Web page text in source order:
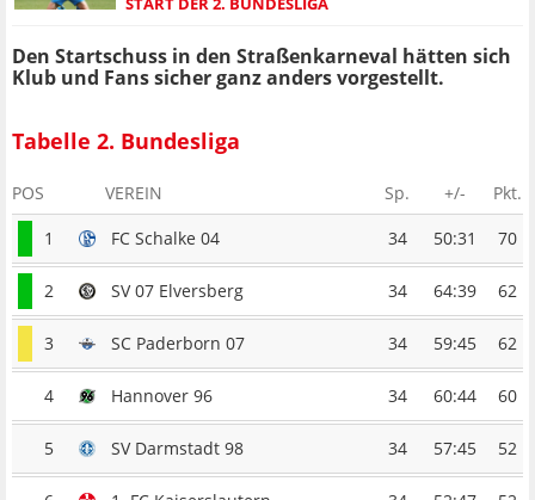
Den Startschuss in den Straßenkarneval hätten sich
Klub und Fans sicher ganz anders vorgestellt.
Tabelle 2. Bundesliga
POS VEREIN Sp. +/-
Pkt.
1
FC Schalke 04 34 50:31 70
2 SV 07 Elversberg 34 64:39 62
3 SC Paderborn 07 34 59:45 62
4 Hannover 96 34 60:44 60
5 SV Darmstadt 98 34 57:45 52